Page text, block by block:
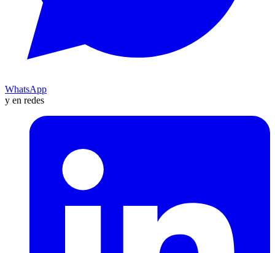
WhatsApp
y en redes